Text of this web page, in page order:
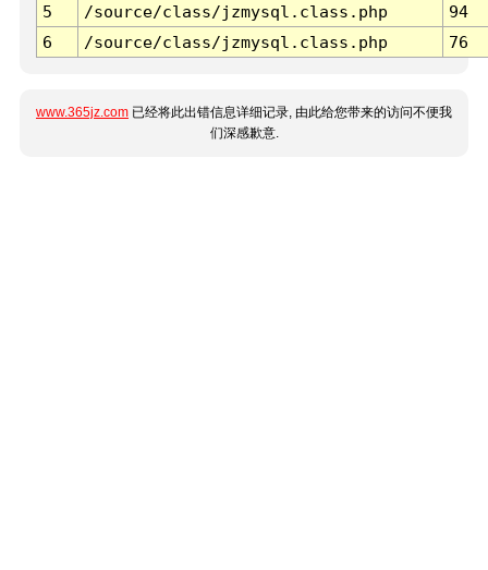
5
/source/class/jzmysql.class.php
94
6
/source/class/jzmysql.class.php 76
www.365jz.com 已经将此出错信息详细记录, 由此给您带来的访问不便我
们深感歉意.